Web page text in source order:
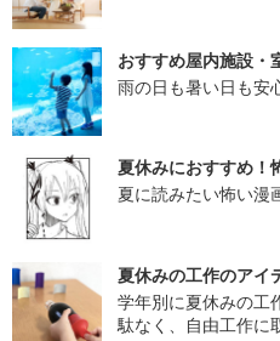
おすすめ屋内施設・
雨の日も暑い日も安
夏休みにおすすめ！
夏に読みたい怖い漫
夏休みの工作のアイ
学年別に夏休みの工
駄なく、自由工作に